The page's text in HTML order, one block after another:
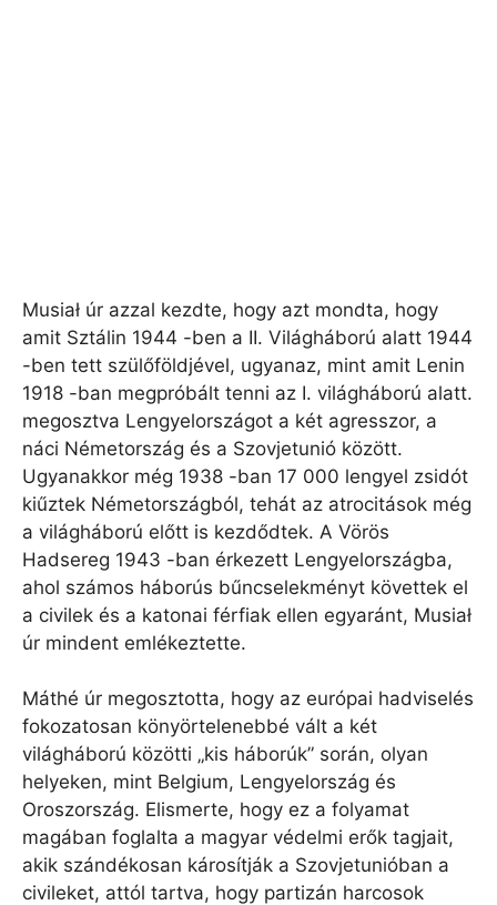
Musiał úr azzal kezdte, hogy azt mondta, hogy
amit Sztálin 1944 -ben a II. Világháború alatt 1944
-ben tett szülőföldjével, ugyanaz, mint amit Lenin
1918 -ban megpróbált tenni az I. világháború alatt.
megosztva Lengyelországot a két agresszor, a
náci Németország és a Szovjetunió között.
Ugyanakkor még 1938 -ban 17 000 lengyel zsidót
kiűztek Németországból, tehát az atrocitások még
a világháború előtt is kezdődtek. A Vörös
Hadsereg 1943 -ban érkezett Lengyelországba,
ahol számos háborús bűncselekményt követtek el
a civilek és a katonai férfiak ellen egyaránt, Musiał
úr mindent emlékeztette.
Máthé úr megosztotta, hogy az európai hadviselés
fokozatosan könyörtelenebbé vált a két
világháború közötti „kis háborúk” során, olyan
helyeken, mint Belgium, Lengyelország és
Oroszország. Elismerte, hogy ez a folyamat
magában foglalta a magyar védelmi erők tagjait,
akik szándékosan károsítják a Szovjetunióban a
civileket, attól tartva, hogy partizán harcosok